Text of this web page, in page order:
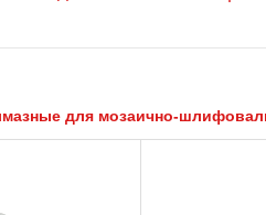
для мозаично-